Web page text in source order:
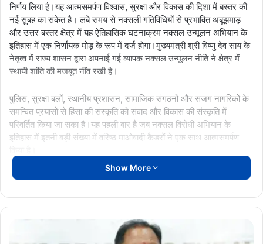
निर्णय लिया है।यह आत्मसमर्पण विश्वास, सुरक्षा और विकास की दिशा में बस्तर की
नई सुबह का संकेत है। लंबे समय से नक्सली गतिविधियों से प्रभावित अबूझमाड़
और उत्तर बस्तर क्षेत्र में यह ऐतिहासिक घटनाक्रम नक्सल उन्मूलन अभियान के
इतिहास में एक निर्णायक मोड़ के रूप में दर्ज होगा।मुख्यमंत्री श्री विष्णु देव साय के
नेतृत्व में राज्य शासन द्वारा अपनाई गई व्यापक नक्सल उन्मूलन नीति ने क्षेत्र में
स्थायी शांति की मजबूत नींव रखी है।
पुलिस, सुरक्षा बलों, स्थानीय प्रशासन, सामाजिक संगठनों और सजग नागरिकों के
समन्वित प्रयासों से हिंसा की संस्कृति को संवाद और विकास की संस्कृति में
परिवर्तित किया जा सका है।यह पहली बार है जब नक्सल विरोधी अभियान के
इतिहास में इतनी बड़ी संख्या में वरिष्ठ माओवादी कैडरों ने एक साथ आत्मसमर्पण
आत्मसमर्पण करने वालों में एक सेंट्रल कमेटी सदस्य, चार डीकेएसजेडसी सदस्य,
नहीं, बल्कि हिंसा और भय के युग का प्रतीकात्मक अंत है—एक ऐसी घोषणा, जो
Show More